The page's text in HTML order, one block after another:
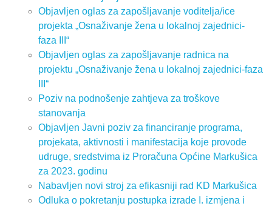
Objavljen oglas za zapošljavanje voditelja/ice
projekta „Osnaživanje žena u lokalnoj zajednici-
faza III“
Objavljen oglas za zapošljavanje radnica na
projektu „Osnaživanje žena u lokalnoj zajednici-faza
III“
Poziv na podnošenje zahtjeva za troškove
stanovanja
Objavljen Javni poziv za financiranje programa,
projekata, aktivnosti i manifestacija koje provode
udruge, sredstvima iz Proračuna Općine Markušica
za 2023. godinu
Nabavljen novi stroj za efikasniji rad KD Markušica
Odluka o pokretanju postupka izrade I. izmjena i